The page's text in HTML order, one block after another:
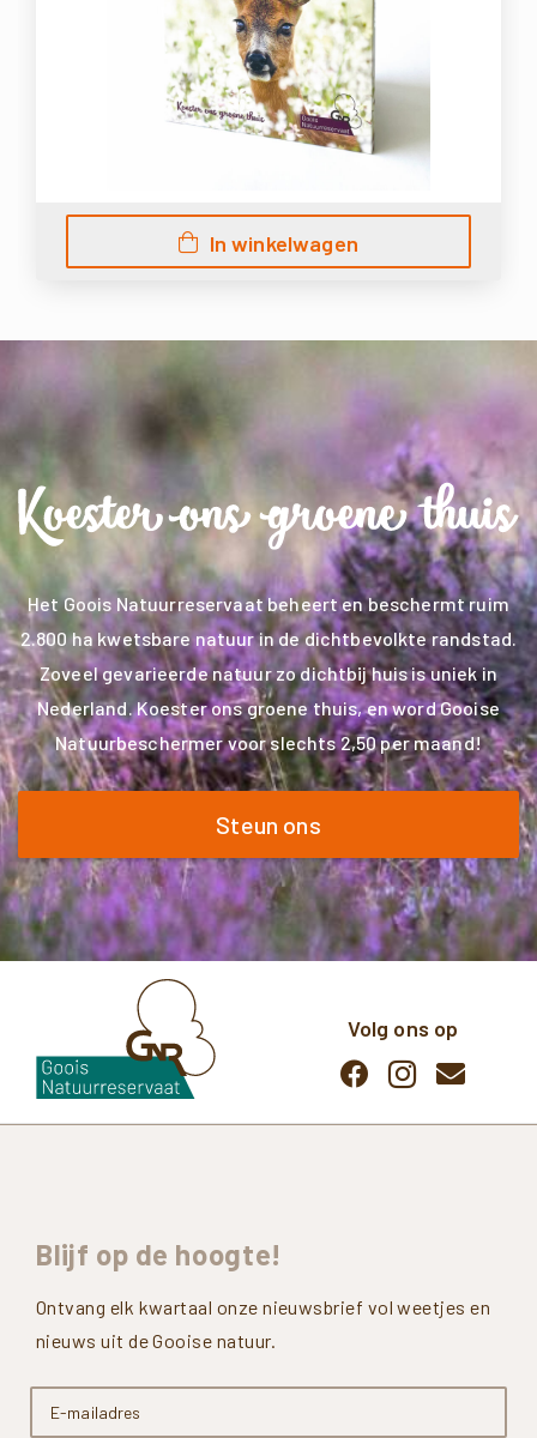
Het Goois Natuurreservaat beheert en beschermt ruim
2.800 ha kwetsbare natuur in de dichtbevolkte randstad.
Zoveel gevarieerde natuur zo dichtbij huis is uniek in
Nederland. Koester ons groene thuis, en word Gooise
Natuurbeschermer voor slechts 2,50 per maand!
Steun ons
Volg ons op
Blijf op de hoogte!
Ontvang elk kwartaal onze nieuwsbrief vol weetjes en
nieuws uit de Gooise natuur.